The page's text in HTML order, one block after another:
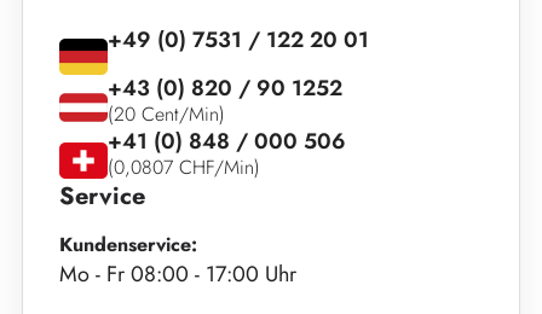
Service
Kundenservice:
Mo - Fr 08:00 - 17:00 Uhr
+49 (0) 7531 / 122 20 01
+43 (0) 820 / 90 1252
(20 Cent/Min)
+41 (0) 848 / 000 506
(0,0807 CHF/Min)